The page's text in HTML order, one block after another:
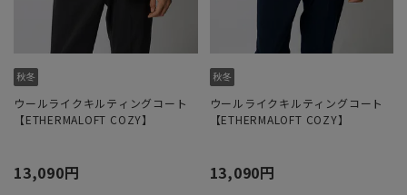
ウールライクキルティングコート
【ETHERMALOFT COZY】
13,090円
ウールライクキルティングコート
【ETHERMALOFT COZY】
13,090円